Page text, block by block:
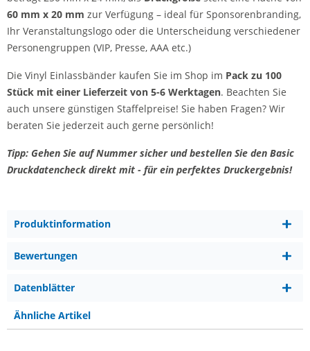
60 mm x 20 mm zur Verfügung – ideal für Sponsorenbranding,
Ihr Veranstaltungslogo oder die Unterscheidung verschiedener
Personengruppen (VIP, Presse, AAA etc.)
Die Vinyl Einlassbänder kaufen Sie im Shop im Pack zu 100
Stück mit einer Lieferzeit von 5-6 Werktagen. Beachten Sie
auch unsere günstigen Staffelpreise! Sie haben Fragen? Wir
beraten Sie jederzeit auch gerne persönlich!
Tipp: Gehen Sie auf Nummer sicher und bestellen Sie den Basic
Druckdatencheck direkt mit - für ein perfektes Druckergebnis!
Produktinformation
Bewertungen
Datenblätter
Ähnliche Artikel